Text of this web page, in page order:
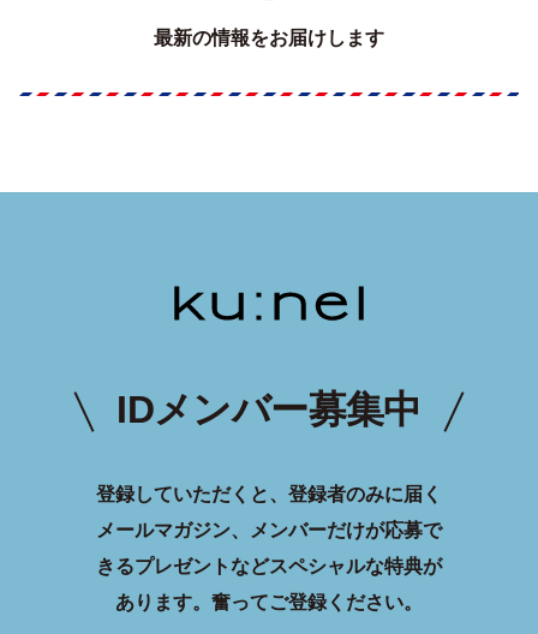
最新の情報をお届けします
IDメンバー募集中
登録していただくと、登録者のみに届く
メールマガジン、メンバーだけが応募で
きるプレゼントなどスペシャルな特典が
あります。 奮ってご登録ください。